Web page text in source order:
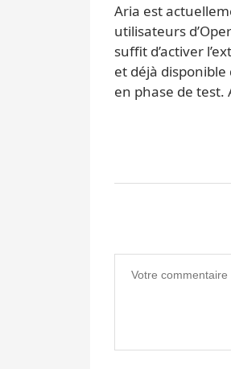
Aria est
utilisateurs
suffit d’activer
et déjà disponible
en phase de test.